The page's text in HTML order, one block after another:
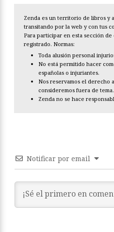
Zenda es un territorio de libros y
transitando por la web y con tus
Para participar en esta sección
registrado. Normas:
Toda alusión personal
No está permitido hacer
españolas o injuriantes.
Nos reservamos el derecho
consideremos fuera de tema.
Zenda no se hace
Notificar por email